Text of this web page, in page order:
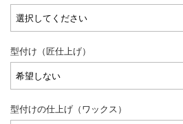
型付け（匠仕上げ）
型付けの仕上げ（ワックス）